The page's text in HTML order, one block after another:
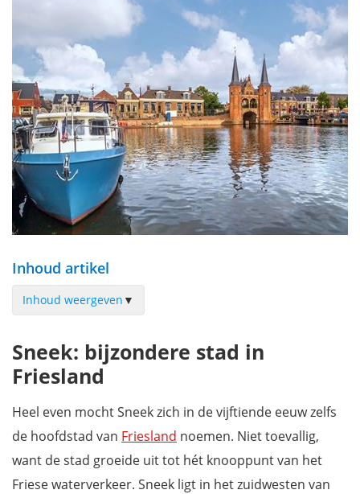
Inhoud artikel
Inhoud weergeven ▼
Hotel Stadsherberg Sneek
Sea You Houseboat
Hotel Markt23
Van der Valk Hotel Sneek
Download onze gratis fietsgids Friesland en Elfstedentocht
Sneek: bijzondere stad in
Friesland
Heel even mocht Sneek zich in de vijftiende eeuw zelfs
de hoofdstad van Friesland noemen. Niet toevallig,
want de stad groeide uit tot hét knooppunt van het
Friese waterverkeer. Sneek ligt in het zuidwesten van